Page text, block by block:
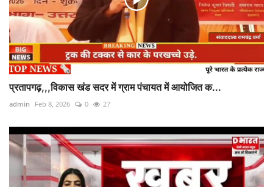
प्रतापगढ़,,,विकास खंड सदर में ग्राम पंचायत में आयोजित क...
admin Feb 8, 2026 0 27